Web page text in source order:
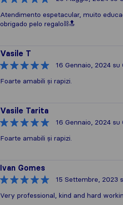
Atendimento espetacular, muito
obrigado pelo regalo⛓️🔝
Vasile T
16 Gennaio, 2024 su
Foarte amabili și rapizi.
Vasile Tarita
16 Gennaio, 2024 su
Foarte amabili și rapizi.
Ivan Gomes
15 Settembre, 2023
Very professional, kind and hard